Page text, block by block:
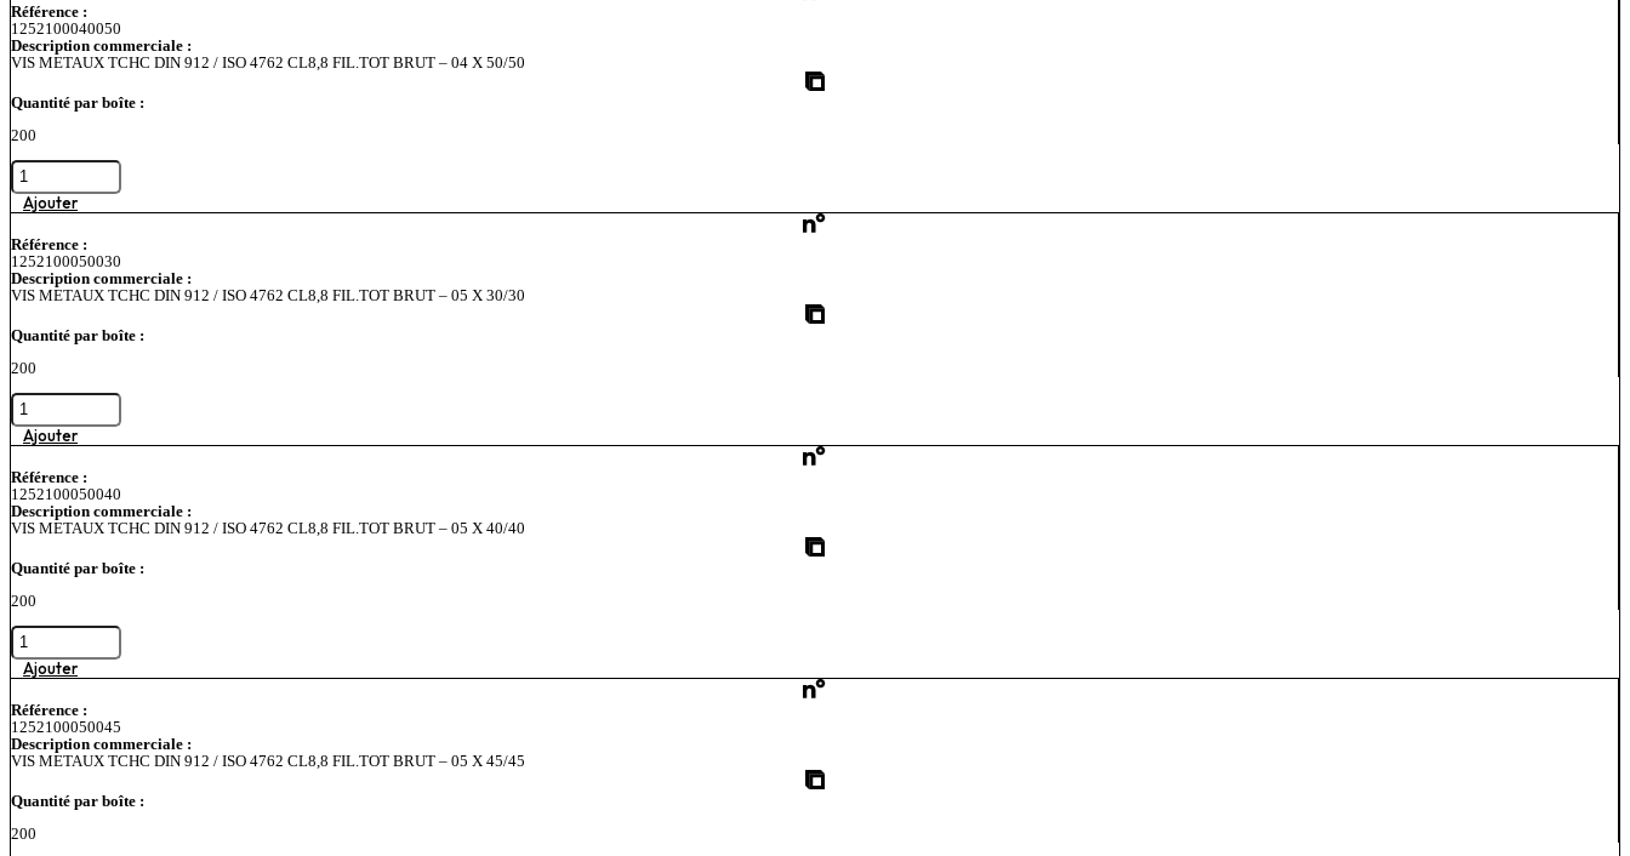
DIN
912
/
ISO
CL8,8
BRUT
04
X
45/45
Référence :
1252100040050
Description commerciale :
VIS METAUX TCHC DIN 912 / ISO 4762 CL8,8 FIL.TOT BRUT – 04 X 50/50
Quantité par boîte :
200
quantité
de
VIS
METAUX
TCHC
DIN
912
/
ISO
CL8,8
BRUT
04
X
50/50
Ajouter
Référence :
1252100050030
Description commerciale :
VIS METAUX TCHC DIN 912 / ISO 4762 CL8,8 FIL.TOT BRUT – 05 X 30/30
Quantité par boîte :
200
quantité
de
VIS
METAUX
TCHC
DIN
912
/
ISO
CL8,8
BRUT
05
X
30/30
Ajouter
Référence :
1252100050040
Description commerciale :
VIS METAUX TCHC DIN 912 / ISO 4762 CL8,8 FIL.TOT BRUT – 05 X 40/40
Quantité par boîte :
200
quantité
de
VIS
METAUX
TCHC
DIN
912
/
ISO
CL8,8
BRUT
Ajouter
Référence :
1252100050045
Description commerciale :
VIS METAUX TCHC DIN 912 / ISO 4762 CL8,8 FIL.TOT BRUT – 05 X 45/45
Quantité par boîte :
200